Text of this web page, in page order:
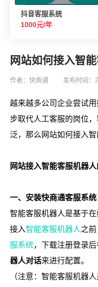
抖音客服系统
1000元/年
网站如何接入智
作者：快商通 发布时间：
越来越多公司企业尝试
步取代人工客服的岗位
泛，那么网站如何接入智
网站接入智能客服机器
一、安装快商通客服系统
智能客服机器人是基于
接入智能客服机器人之
服系统，下载注册登录
器人对话来进行配置。
（注意：智能客服机器